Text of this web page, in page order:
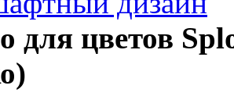
для цветов